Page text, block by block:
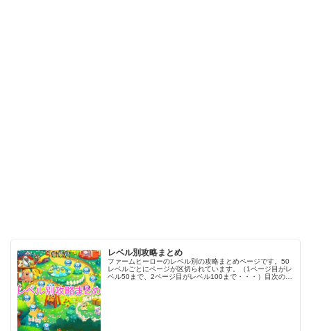
レベル別攻略まとめ
ファームヒーローのレベル別の攻略まとめページです。50
レベルごとにページが区切られています。（1ページ目がレ
ベル50まで、2ページ目がレベル100まで・・・）目次のリ